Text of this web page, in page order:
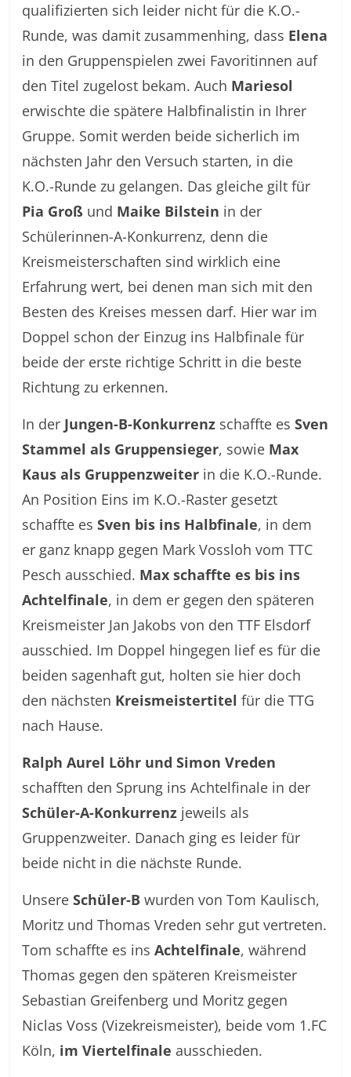
qualifizierten sich leider nicht für die K.O.-
Runde, was damit zusammenhing, dass Elena
in den Gruppenspielen zwei Favoritinnen auf
den Titel zugelost bekam. Auch Mariesol
erwischte die spätere Halbfinalistin in Ihrer
Gruppe. Somit werden beide sicherlich im
nächsten Jahr den Versuch starten, in die
K.O.-Runde zu gelangen. Das gleiche gilt für
Pia Groß und Maike Bilstein in der
Schülerinnen-A-Konkurrenz, denn die
Kreismeisterschaften sind wirklich eine
Erfahrung wert, bei denen man sich mit den
Besten des Kreises messen darf. Hier war im
Doppel schon der Einzug ins Halbfinale für
beide der erste richtige Schritt in die beste
Richtung zu erkennen.
In der Jungen-B-Konkurrenz schaffte esSven
Stammel als Gruppensieger, sowie Max
Kaus als Gruppenzweiter in die K.O.-Runde.
An Position Eins im K.O.-Raster gesetzt
schaffte esSven bis ins Halbfinale, in dem
er ganz knapp gegen Mark Vossloh vom TTC
Pesch ausschied. Max schaffte es bis ins
Achtelfinale, in dem er gegen den späteren
Kreismeister Jan Jakobs von den TTF Elsdorf
ausschied. Im Doppel hingegen lief es für die
beiden sagenhaft gut, holten sie hier doch
den nächsten Kreismeistertitel für die TTG
nach Hause.
Ralph Aurel Löhr und Simon Vreden
schafften den Sprung ins Achtelfinale in der
Schüler-A-Konkurrenz jeweils als
Gruppenzweiter. Danach ging es leider für
beide nicht in die nächste Runde.
UnsereSchüler-B wurden von Tom Kaulisch,
Moritz und Thomas Vreden sehr gut vertreten.
Tom schaffte es insAchtelfinale, während
Thomas gegen den späteren Kreismeister
Sebastian Greifenberg und Moritz gegen
Niclas Voss (Vizekreismeister), beide vom 1.FC
Köln, im Viertelfinale ausschieden.